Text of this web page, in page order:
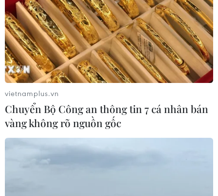
việc kê đơn thuốc kháng sinh
04/01/2017 14:20
Thủ tướng Chính phủ Nguyễn Xuân Phúc vừa có văn
bản yêu cầu Bộ Y tế tập trung kiểm tra việc chấp hành
các quy định về kê đơn thuốc và sử dụng kháng sinh
trong các cơ sở khám chữa bệnh.
vietnamplus.vn
Chuyển Bộ Công an thông tin 7 cá nhân bán
vàng không rõ nguồn gốc